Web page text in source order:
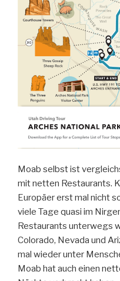
Moab selbst ist
mit netten Restaurants.
Europäer erst mal nicht
viele Tage quasi im
Restaurants unterwegs
Colorado, Nevada und
mal wieder unter
Moab hat auch einen